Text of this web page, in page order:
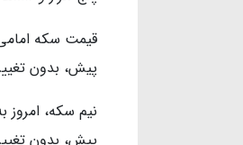
پیش، بدون
پیش، بدون